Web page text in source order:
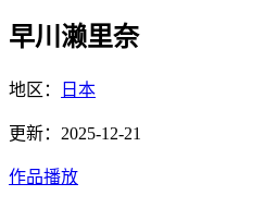
早川濑里奈
地区： 日本
更新：2025-12-21
作品播放